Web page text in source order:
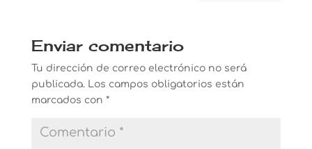
Enviar comentario
Tu dirección de correo electrónico no será
publicada. Los campos obligatorios están
marcados con *